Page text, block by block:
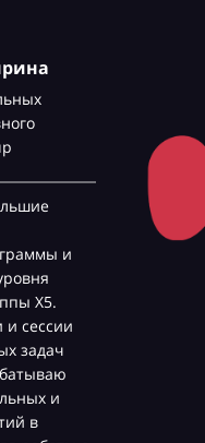
и
Х5.
сессии
задач
и
в